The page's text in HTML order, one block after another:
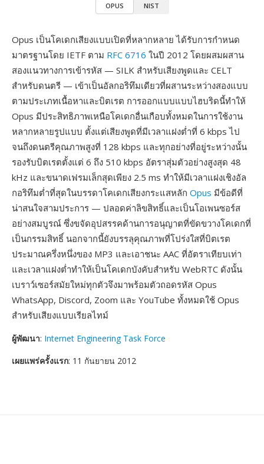
OPUS NIST
Opus เป็นโคเดกเสียงแบบเปิดที่หลากหลาย ได้รับการกำหนด
มาตรฐานโดย IETF ตาม RFC 6716 ในปี 2012 โดยผสมผสาน
สองแนวทางการเข้ารหัส — SILK สำหรับเสียงพูดและ CELT
สำหรับดนตรี — เข้าเป็นอัลกอริทึมเดียวที่ผสานระหว่างสองแบบ
ตามประเภทเนื้อหาและบิตเรต การออกแบบแบบไฮบริดนี้ทำให้
Opus มีประสิทธิภาพเหนือโคเดกอื่นเกือบทั้งหมดในการใช้งาน
หลากหลายรูปแบบ ตั้งแต่เสียงพูดที่มีเวลาแฝงต่ำที่ 6 kbps ไป
จนถึงดนตรีคุณภาพสูงที่ 128 kbps และทุกอย่างที่อยู่ระหว่างนั้น
รองรับบิตเรตตั้งแต่ 6 ถึง 510 kbps อัตราสุ่มตัวอย่างสูงสุด 48
kHz และขนาดเฟรมเล็กสุดเพียง 2.5 ms ทำให้มีเวลาแฝงเชิงอัล
กอริทึมต่ำที่สุดในบรรดาโคเดกเสียงกระแสหลัก Opus มีข้อดีที่
น่าสนใจสามประการ — ปลอดค่าลิขสิทธิ์และเป็นโอเพนซอร์ส
อย่างสมบูรณ์ ซึ่งขจัดอุปสรรคด้านการอนุญาตที่ขัดขวางโคเดกที่
เป็นกรรมสิทธิ์ นอกจากนี้ยังบรรลุคุณภาพที่โปร่งใสที่บิตเรต
ประมาณครึ่งหนึ่งของ MP3 และเอาชนะ AAC ที่อัตราเทียบเท่า
และเวลาแฝงต่ำทำให้เป็นโคเดกบังคับสำหรับ WebRTC ดังนั้น
เบราว์เซอร์สมัยใหม่ทุกตัวจึงมาพร้อมตัวถอดรหัส Opus
WhatsApp, Discord, Zoom และ YouTube ทั้งหมดใช้ Opus
สำหรับเสียงแบบเรียลไทม์
ผู้พัฒนา: Internet Engineering Task Force
เผยแพร่ครั้งแรก: 11 กันยายน 2012